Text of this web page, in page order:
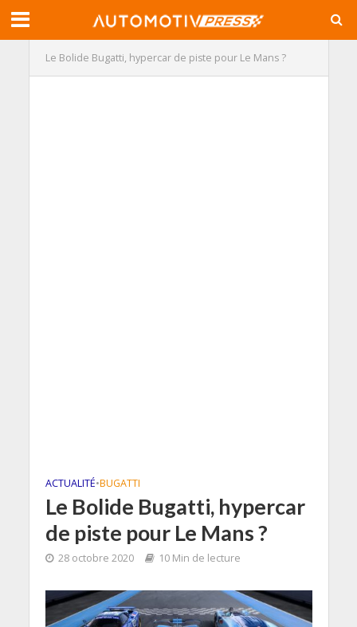
Le Bolide Bugatti, hypercar de piste pour Le Mans ?
ACTUALITÉ•BUGATTI
Le Bolide Bugatti, hypercar
de piste pour Le Mans ?
28 octobre 2020 10 Min de lecture